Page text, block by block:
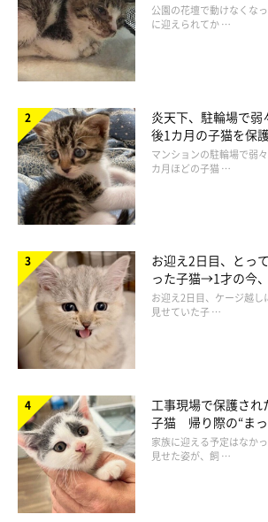
ています。
飼い主さん：
から出てまもなく、ふたりとも用意してあ
し、オモチャで遊び始めました。
その後も私にもたれて寝たり、初日の夜から
り。『新しい環境に慣れなかったらどうしよ
子抜けしました（笑）」
と“姉妹”のような関
公園の花壇で動けなくな
に迎えられてか …
炎天下、駐輪場で
後1カ月の子猫を保
でツンデレなコに成
マンションの駐輪場で弱
カ月ほどの子猫 …
お迎え2日目、とっ
った子猫→1才の今
ドになるコに成長！
お迎え2日目、ケージ越し
見せていた子 …
工事現場で保護さ
子猫 帰り際の“ま
られず、家族の一員
家族に迎える予定はなか
見せた姿が、飼 …